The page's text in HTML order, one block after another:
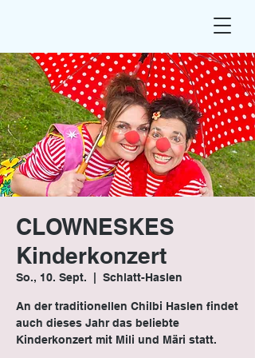
CLOWNESKES
Kinderkonzert
So., 10. Sept. Schlatt-Haslen
An der traditionellen Chilbi Haslen findet
auch dieses Jahr das beliebte
Kinderkonzert mit Mili und Märi statt.